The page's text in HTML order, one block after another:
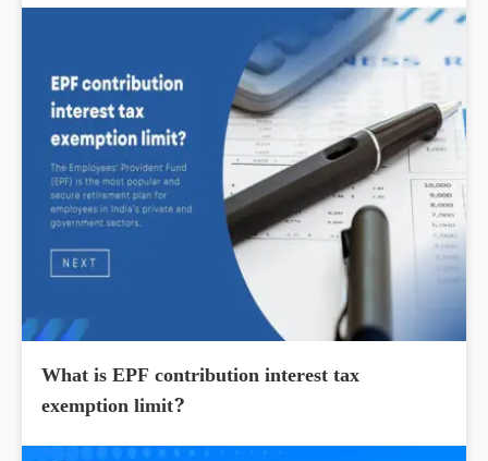
What is EPF contribution interest tax
exemption limit?